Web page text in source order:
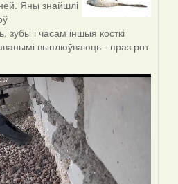
Яны знайшлі
зубы і часам іншыя косткі
выплюўваюць - праз рот